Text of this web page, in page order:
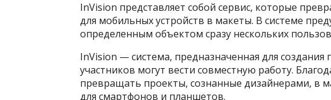
InVision представляет собой сервис, которые
для мобильных устройств в макеты. В системе
определенным объектом сразу нескольких
InVision — система, предназначенная для
участников могут вести совместную работу.
превращать проекты, сознанные дизайнерами, в
для смартфонов и планшетов.